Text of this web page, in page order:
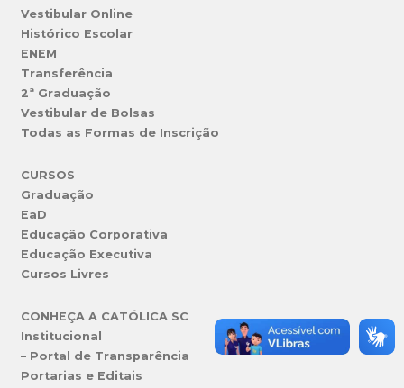
Vestibular Online
Histórico Escolar
ENEM
Transferência
2ª Graduação
Vestibular de Bolsas
Todas as Formas de Inscrição
CURSOS
Graduação
EaD
Educação Corporativa
Educação Executiva
Cursos Livres
CONHEÇA A CATÓLICA SC
Institucional
– Portal de Transparência
Portarias e Editais